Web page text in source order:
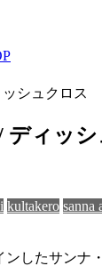
ッシュクロス
ディッ
kultakero sanna
ンしたサンナ